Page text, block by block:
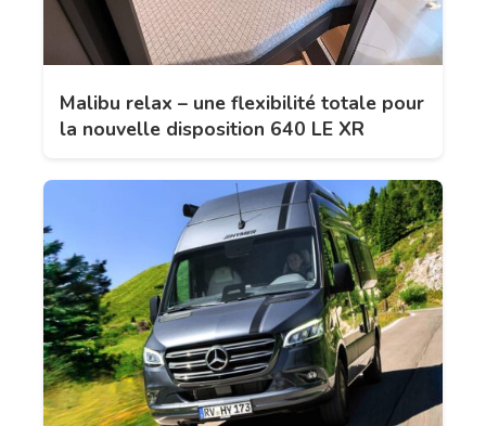
Malibu relax – une flexibilité totale pour
la nouvelle disposition 640 LE XR